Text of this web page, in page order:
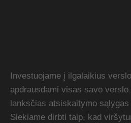
Investuojame į ilgalaikius
apdrausdami visas savo
lanksčias atsiskaitymo
Siekiame dirbti taip, kad